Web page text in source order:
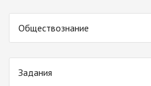
Обществознание
Задания